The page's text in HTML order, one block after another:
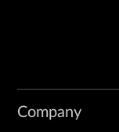
Company